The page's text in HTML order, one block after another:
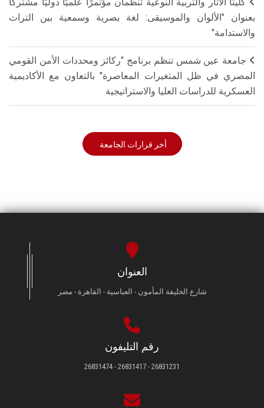
كليتا الآثار والتربية النوعية تنظمان مؤتمرًا علميًا دوليًا مشتركًا
بعنوان "الألوان والموسيقى: لغة بصرية وسمعية بين التراث
والاستدامة"
جامعة عين شمس تنظم برنامج "ركائز ومحددات الأمن القومي
المصري في ظل المتغيرات المعاصرة" بالتعاون مع الأكاديمية
العسكرية للدراسات العليا والاستراتيجية
أخر قرارات الجامعة
العنوان
شارع الخليفة المأمون - العباسية - القاهرة - مصر
رقم التليفون
26831231 - 26831417 - 26831474